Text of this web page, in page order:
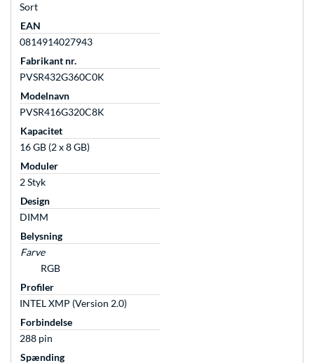
Sort
EAN
0814914027943
Fabrikant nr.
PVSR432G360C0K
Modelnavn
PVSR416G320C8K
Kapacitet
16 GB (2 x 8 GB)
Moduler
2 Styk
Design
DIMM
Belysning
Farve
RGB
Profiler
INTEL XMP (Version 2.0)
Forbindelse
288 pin
Spænding